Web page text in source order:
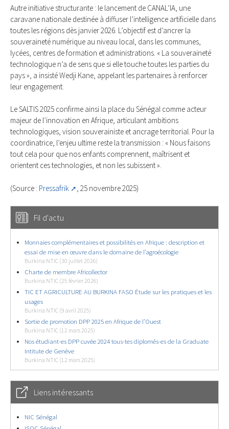
Autre initiative structurante : le lancement de CANAL’IA, une
caravane nationale destinée à diffuser l’intelligence artificielle dans
toutes les régions dès janvier 2026. L’objectif est d’ancrer la
souveraineté numérique au niveau local, dans les communes,
lycées, centres de formation et administrations. « La souveraineté
technologique n’a de sens que si elle touche toutes les parties du
pays », a insisté Wedji Kane, appelant les partenaires à renforcer
leur engagement.
Le SALTIS 2025 confirme ainsi la place du Sénégal comme acteur
majeur de l’innovation en Afrique, articulant ambitions
technologiques, vision souverainiste et ancrage territorial. Pour la
coordinatrice, l’enjeu ultime reste la transmission : « Nous faisons
tout cela pour que nos enfants comprennent, maîtrisent et
orientent ces technologies, et non les subissent ».
(Source : Pressafrik , 25 novembre 2025)
Fil d'actu
Monnaies complémentaires et possibilités en Afrique : description et
essai de mise en œuvre dans le domaine de l’agroécologie
Burkina NTIC (30 juillet 2026)
Charte de membre Africollector
Burkina NTIC (25 février 2026)
TIC ET AGRICULTURE AU BURKINA FASO Étude sur les pratiques et les
usages
Burkina NTIC (9 avril 2025)
Sortie de promotion DPP 2025 en Afrique de l’Ouest
Burkina NTIC (12 mars 2025)
Nos étudiant-es DPP cuvée 2024 tous-tes diplomés-es de la Graduate
Intitute de Genève
Burkina NTIC (12 mars 2025)
Liens intéressants
NIC Sénégal